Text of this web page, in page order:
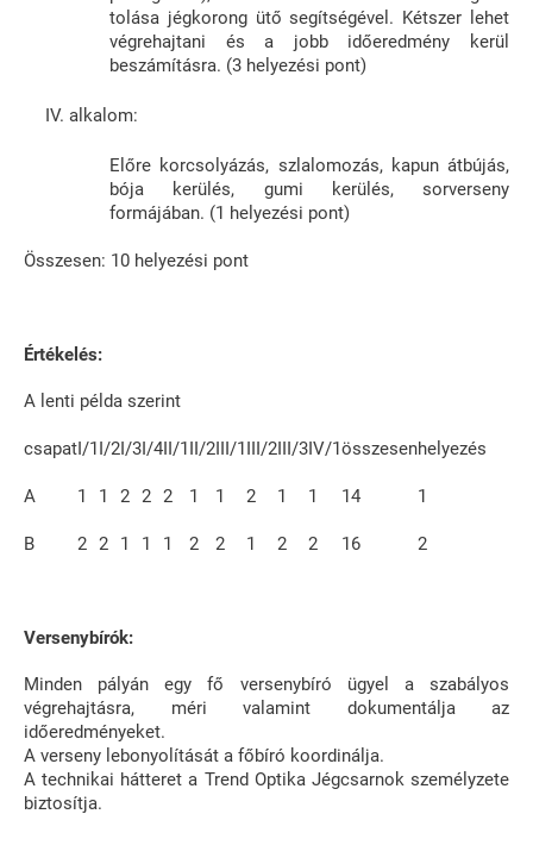
tolása jégkorong ütő segítségével. Kétszer lehet
végrehajtani és a jobb időeredmény kerül
beszámításra. (3 helyezési pont)
alkalom:
Előre korcsolyázás, szlalomozás, kapun átbújás,
bója kerülés, gumi kerülés, sorverseny
formájában. (1 helyezési pont)
Összesen: 10 helyezési pont
Értékelés:
A lenti példa szerint
csapatI/1I/2I/3I/4II/1II/2III/1III/2III/3IV/1összesenhelyezés
A 1 1 2 2 2 1 1 2 1 1 14 1
B 2 2 1 1 1 2 2 1 2 2 16 2
Versenybírók:
Minden pályán egy fő versenybíró ügyel a szabályos
végrehajtásra, méri valamint dokumentálja az
időeredményeket.
A verseny lebonyolítását a főbíró koordinálja.
A technikai hátteret a Trend Optika Jégcsarnok személyzete
biztosítja.